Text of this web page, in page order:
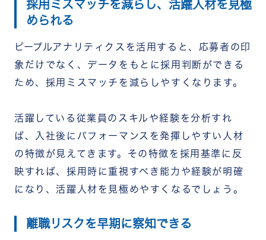
採用ミスマッチを減らし、活躍人材を見極
められる
ピープルアナリティクスを活用すると、応募者の印
象だけでなく、データをもとに採用判断ができる
ため、採用ミスマッチを減らしやすくなります。
活躍している従業員のスキルや経験を分析すれ
ば、入社後にパフォーマンスを発揮しやすい人材
の特徴が見えてきます。 その特徴を採用基準に反
映すれば、採用時に重視すべき能力や経験が明確
になり、活躍人材を見極めやすくなるでしょう。
離職リスクを早期に察知できる